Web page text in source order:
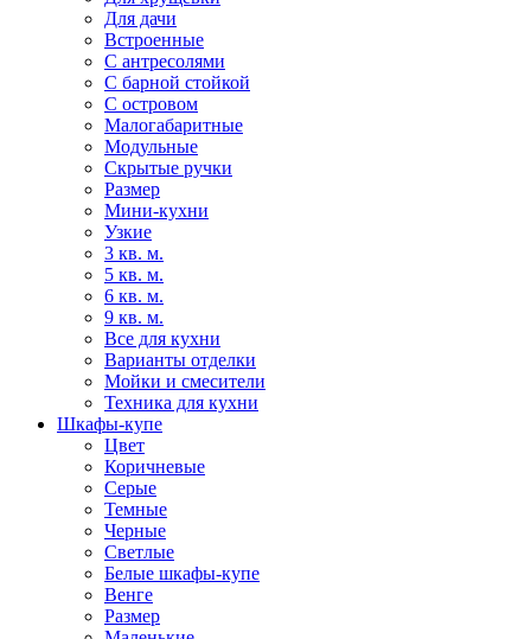
Для дачи
Встроенные
С антресолями
С барной стойкой
С островом
Малогабаритные
Модульные
Скрытые ручки
Размер
Мини-кухни
Узкие
3 кв. м.
5 кв. м.
6 кв. м.
9 кв. м.
Все для кухни
Варианты отделки
Мойки и смесители
Техника для кухни
Шкафы-купе
Цвет
Коричневые
Серые
Темные
Черные
Светлые
Белые шкафы-купе
Венге
Размер